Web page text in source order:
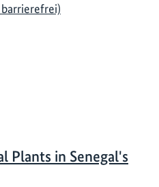
barrierefrei)
Plants in Senegal's